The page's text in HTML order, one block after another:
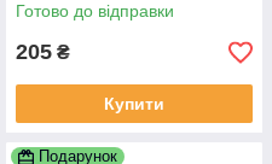
Готово до відправки
205 ₴
Купити
Подарунок